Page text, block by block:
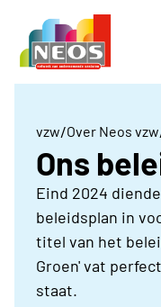
vzw/Over Neos vzw
Ons
Eind 2024
beleidsplan in
titel van het
Groen' vat
staat.